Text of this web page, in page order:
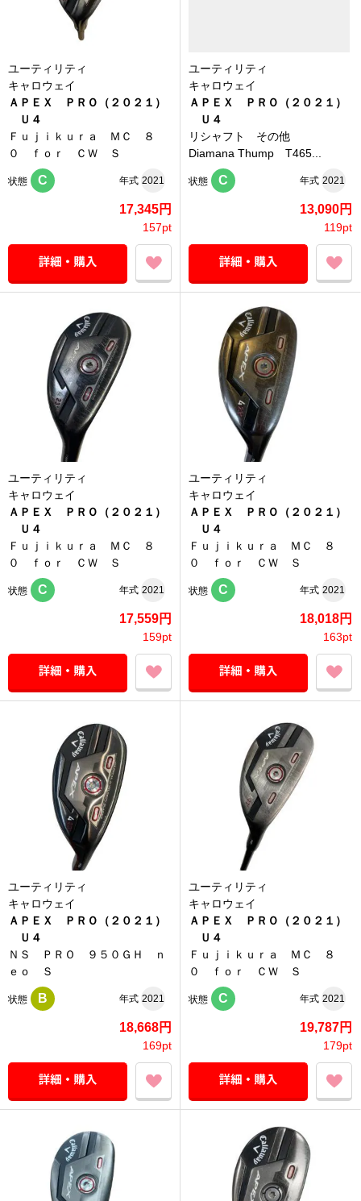
ユーティリティ
キャロウェイ
ＡＰＥＸ ＰＲＯ（２０２１）
Ｕ４
Ｆｕｊｉｋｕｒａ ＭＣ ８
０ ｆｏｒ ＣＷ Ｓ
状態 C 年式 2021
17,345円
157pt
ユーティリティ
キャロウェイ
ＡＰＥＸ ＰＲＯ（２０２１）
Ｕ４
リシャフト その他
Diamana Thump T465...
状態 C 年式 2021
13,090円
119pt
ユーティリティ
キャロウェイ
ＡＰＥＸ ＰＲＯ（２０２１）
Ｕ４
Ｆｕｊｉｋｕｒａ ＭＣ ８
０ ｆｏｒ ＣＷ Ｓ
状態 C 年式 2021
17,559円
159pt
ユーティリティ
キャロウェイ
ＡＰＥＸ ＰＲＯ（２０２１）
Ｕ４
Ｆｕｊｉｋｕｒａ ＭＣ ８
０ ｆｏｒ ＣＷ Ｓ
状態 C 年式 2021
18,018円
163pt
ユーティリティ
キャロウェイ
ＡＰＥＸ ＰＲＯ（２０２１）
Ｕ４
ＮＳ ＰＲＯ ９５０ＧＨ ｎ
ｅｏ Ｓ
状態 B 年式 2021
18,668円
169pt
ユーティリティ
キャロウェイ
ＡＰＥＸ ＰＲＯ（２０２１）
Ｕ４
Ｆｕｊｉｋｕｒａ ＭＣ ８
０ ｆｏｒ ＣＷ Ｓ
状態 C 年式 2021
19,787円
179pt